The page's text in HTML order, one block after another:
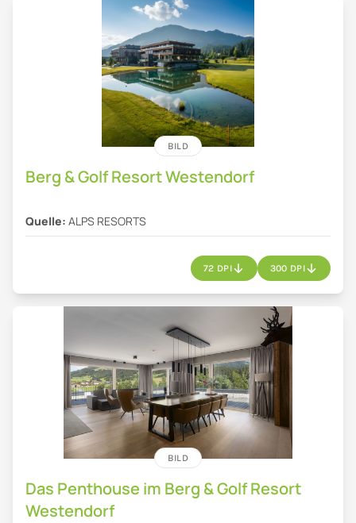
BILD
Berg & Golf Resort Westendorf
Quelle: ALPS RESORTS
72 DPI 300 DPI
BILD
Das Penthouse im Berg & Golf Resort
Westendorf